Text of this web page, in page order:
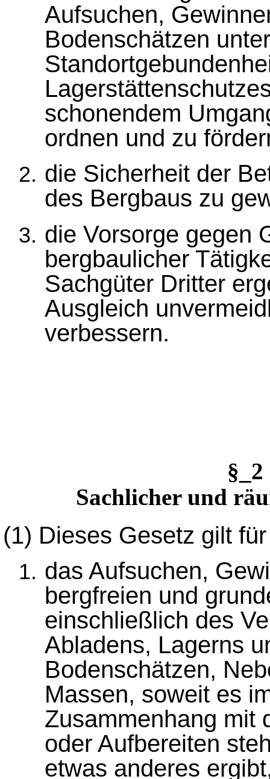
Aufsuchen,
Bodenschätzen
schonendem
ordnen und zu
die Sicherheit der
des Bergbaus zu
die Vorsorge gegen
bergbaulicher
Sachgüter Dritter
Ausgleich
verbessern.
Sachlicher und
(1) Dieses Gesetz gilt für
das Aufsuchen,
bergfreien und
einschließlich des
Abladens, Lagerns
Bodenschätzen,
Massen, soweit es
Zusammenhang mit
oder Aufbereiten
etwas anderes